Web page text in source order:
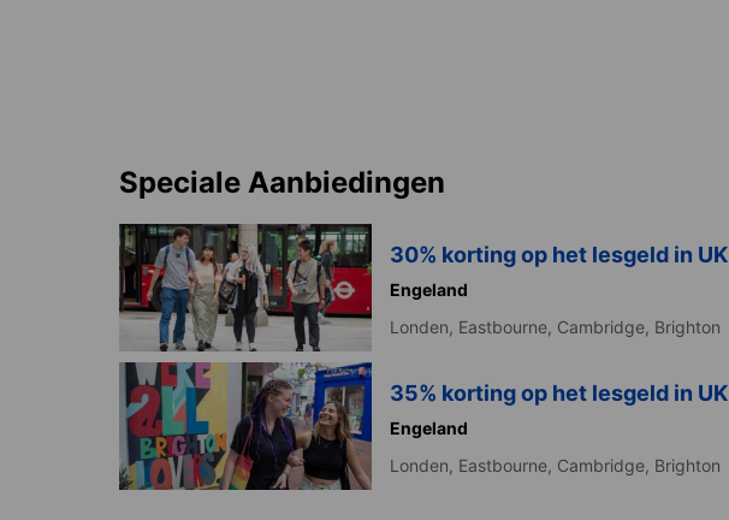
Speciale Aanbiedingen
30% korting op het lesgeld in UK
Engeland
Londen, Eastbourne, Cambridge, Brighton
35% korting op het lesgeld in UK
Engeland
Londen, Eastbourne, Cambridge, Brighton